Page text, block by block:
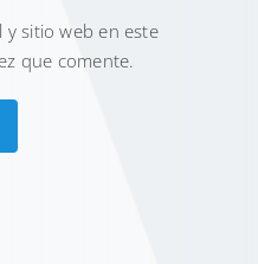
sitio web en este
que comente.